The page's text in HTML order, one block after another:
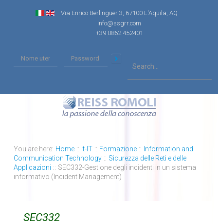
Via Enrico Berlinguer 3, 67100 L'Aquila, AQ
info@ssgrr.com
+39 0862 452401
You are here: Home :: it-IT :: Formazione :: Information and
Communication Technology :: Sicurezza delle Reti e delle
Applicazioni :: SEC332-Gestione degli incidenti in un sistema
informativo (Incident Management)
SEC332